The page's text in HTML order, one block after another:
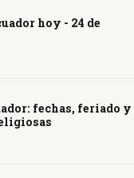
hoy - 24 de
fechas, feriado y